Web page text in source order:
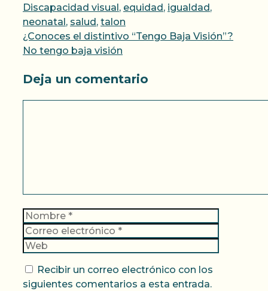
Discapacidad visual, equidad, igualdad,
neonatal, salud, talon
¿Conoces el distintivo “Tengo Baja Visión”?
No tengo baja visión
Deja un comentario
Nombre
Recibir un correo electrónico con los
siguientes comentarios a esta entrada.